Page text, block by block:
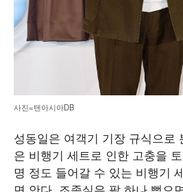
사진=텐아시아DB
성동일은 여객기 기장 규식으로
은 비행기 세트로 인한 고충을
명 정도 들어갈 수 있는 비행기